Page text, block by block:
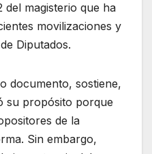
magisterio que ha
movilizaciones y
Diputados.
documento, sostiene,
su propósito porque
de la
Sin embargo,